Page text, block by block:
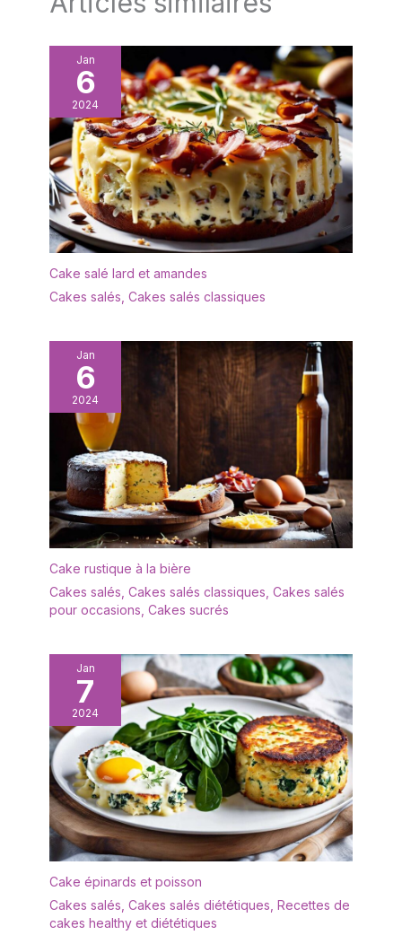
Jan
6
2024
Cake salé lard et amandes
Cakes salés Cakes salés classiques
Jan
6
2024
Cake rustique à la bière
Cakes salés Cakes salés classiques Cakes salés
pour occasions Cakes sucrés
Jan
7
2024
Cake épinards et poisson
Cakes salés Cakes salés diététiques Recettes de
cakes healthy et diététiques